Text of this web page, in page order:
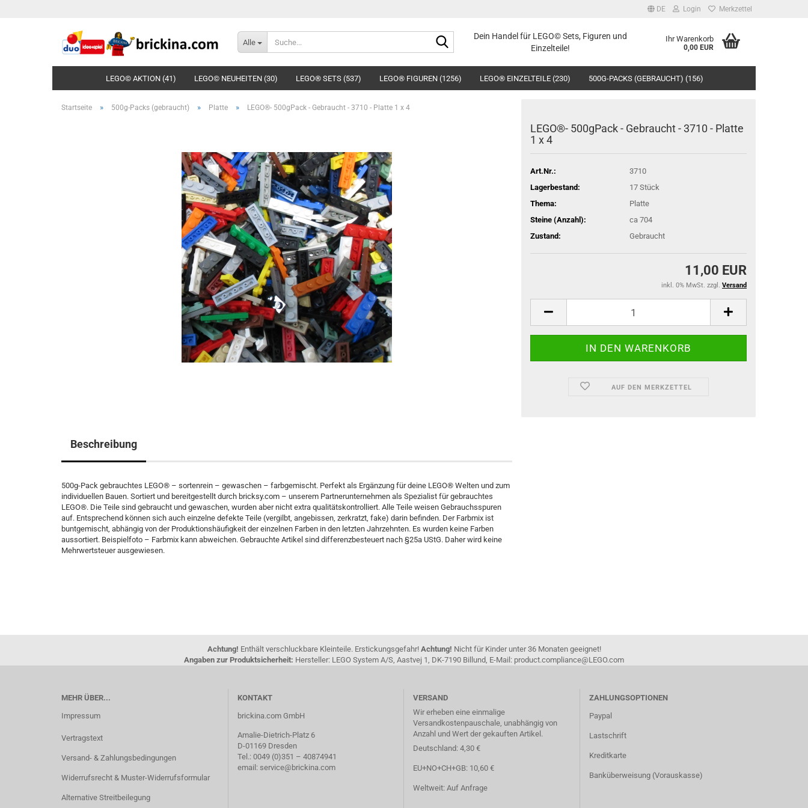
DE Login Merkzettel
Alle
Suche...Dein Handel für LEGO© Sets, Figuren und
Einzelteile!
Ihr Warenkorb
0,00 EUR
LEGO© AKTION (41) LEGO© NEUHEITEN (30) LEGO® SETS (537) LEGO® FIGUREN (1256) LEGO® EINZELTEILE (230) 500G-PACKS (GEBRAUCHT) (156)
Startseite » 500g-Packs (gebraucht) » Platte » LEGO®- 500gPack - Gebraucht - 3710 - Platte 1 x 4
LEGO®- 500gPack - Gebraucht - 3710 - Platte
1 x 4
Art.Nr.:
3710
Lagerbestand:
17 Stück
Thema:
Platte
Steine (Anzahl):
ca 704
Zustand:
Gebraucht
11,00 EUR
inkl. 0% MwSt. zzgl. Versand
AUF DEN MERKZETTEL
Beschreibung
500g-Pack gebrauchtes LEGO® – sortenrein – gewaschen – farbgemischt. Perfekt als Ergänzung für deine LEGO® Welten und zum
individuellen Bauen. Sortiert und bereitgestellt durch bricksy.com – unserem Partnerunternehmen als Spezialist für gebrauchtes
LEGO®. Die Teile sind gebraucht und gewaschen, wurden aber nicht extra qualitätskontrolliert. Alle Teile weisen Gebrauchsspuren
auf. Entsprechend können sich auch einzelne defekte Teile (vergilbt, angebissen, zerkratzt, fake) darin befinden. Der Farbmix ist
buntgemischt, abhängig von der Produktionshäufigkeit der einzelnen Farben in den letzten Jahrzehnten. Es wurden keine Farben
aussortiert. Beispielfoto – Farbmix kann abweichen. Gebrauchte Artikel sind differenzbesteuert nach §25a UStG. Daher wird keine
Mehrwertsteuer ausgewiesen.
Achtung! Enthält verschluckbare Kleinteile. Erstickungsgefahr! Achtung! Nicht für Kinder unter 36 Monaten geeignet!
Angaben zur Produktsicherheit: Hersteller: LEGO System A/S, Aastvej 1, DK-7190 Billund, E-Mail: product.compliance@LEGO.com
MEHR ÜBER...
Impressum
Vertragstext
Versand- & Zahlungsbedingungen
Widerrufsrecht & Muster-Widerrufsformular
Alternative Streitbeilegung
KONTAKT
brickina.com GmbH
Amalie-Dietrich-Platz 6
D-01169 Dresden
Tel.: 0049 (0)351 – 40874941
email: service@brickina.com
VERSAND
Wir erheben eine einmalige
Versandkostenpauschale, unabhängig von
Anzahl und Wert der gekauften Artikel.
Deutschland: 4,30 €
EU+NO+CH+GB: 10,60 €
Weltweit: Auf Anfrage
ZAHLUNGSOPTIONEN
Paypal
Lastschrift
Kreditkarte
Banküberweisung (Vorauskasse)